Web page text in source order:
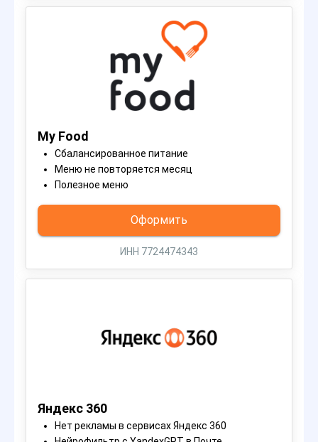
My Food
Сбалансированное питание
Меню не повторяется месяц
Полезное меню
Оформить
ИНН 7724474343
Яндекс 360
Нет рекламы в сервисах Яндекс 360